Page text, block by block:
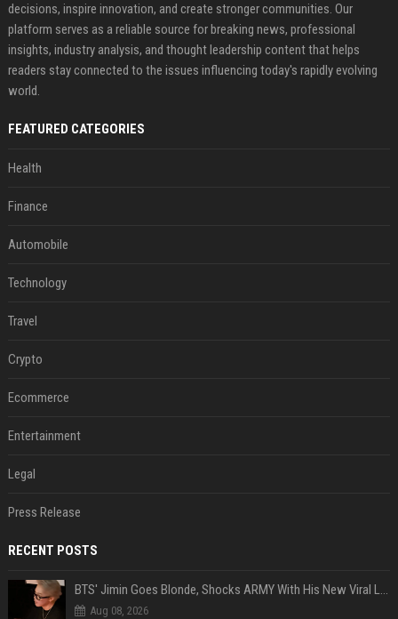
decisions, inspire innovation, and create stronger communities. Our
platform serves as a reliable source for breaking news, professional
insights, industry analysis, and thought leadership content that helps
readers stay connected to the issues influencing today's rapidly evolving
world.
FEATURED CATEGORIES
Health
Finance
Automobile
Technology
Travel
Crypto
Ecommerce
Entertainment
Legal
Press Release
RECENT POSTS
BTS' Jimin Goes Blonde, Shocks ARMY With His New Viral Look | Watch
Aug 08, 2026